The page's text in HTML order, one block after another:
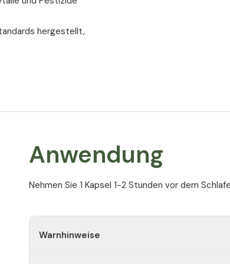
Sollten Sie an bekannten Allergien gegen
von Ihrem Arzt beraten.
hergestellt,
Anwendung
Nehmen Sie 1 Kapsel 1-2 Stunden vor dem
Warnhinweise